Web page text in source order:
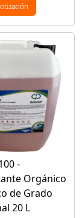
-
Orgánico
de Grado
20 L